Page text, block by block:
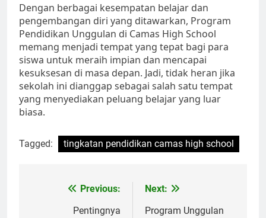
Dengan berbagai kesempatan belajar dan
pengembangan diri yang ditawarkan, Program
Pendidikan Unggulan di Camas High School
memang menjadi tempat yang tepat bagi para
siswa untuk meraih impian dan mencapai
kesuksesan di masa depan. Jadi, tidak heran jika
sekolah ini dianggap sebagai salah satu tempat
yang menyediakan peluang belajar yang luar
biasa.
Tagged: tingkatan pendidikan camas high school
NavigasiPrevious:
Pentingnya
Next:
Program Unggulan